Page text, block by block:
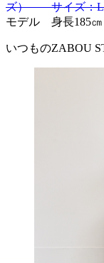
ズ） サイズ：
モデル 身長185
いつものZABOU